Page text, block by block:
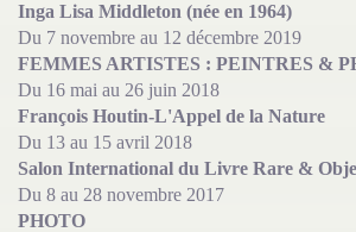
François HOUTIN
Inga Lisa Middleton (née en 1964)
Du 7 novembre au 12 décembre 2019
FEMMES ARTISTES : PEINTRES &
Du 16 mai au 26 juin 2018
François Houtin-L'Appel de la Nature
Du 13 au 15 avril 2018
Salon International du Livre Rare &
Du 8 au 28 novembre 2017
PHOTO